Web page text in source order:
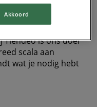
2026, zijn we
en
te bieden,
Tiendeo is ons doel
scala aan
wat je nodig hebt
Akkoord